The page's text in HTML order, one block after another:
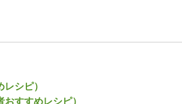
シピ）
すすめレシピ）